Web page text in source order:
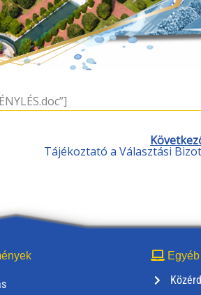
Tájékoztató a Választási
Egyéb